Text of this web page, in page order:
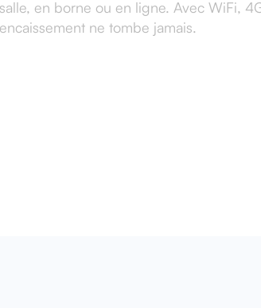
salle, en borne ou en ligne. Avec WiFi,
encaissement ne tombe jamais.